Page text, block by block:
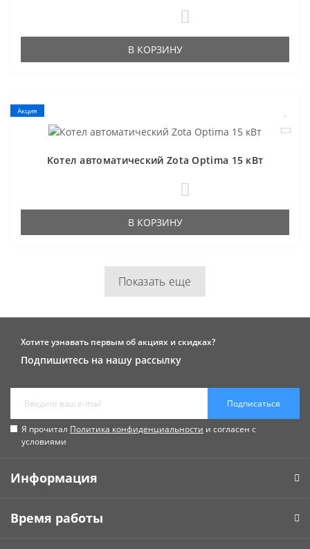
В КОРЗИНУ
Акция
Котел автоматический Zota Optima 15 кВт
В КОРЗИНУ
Показать еще
Хотите узнавать первым об акциях и скидках?
Подпишитесь на нашу рассылку
Подписаться
Я прочитал Политика конфиденциальности и согласен с
условиями
Информация
Время работы